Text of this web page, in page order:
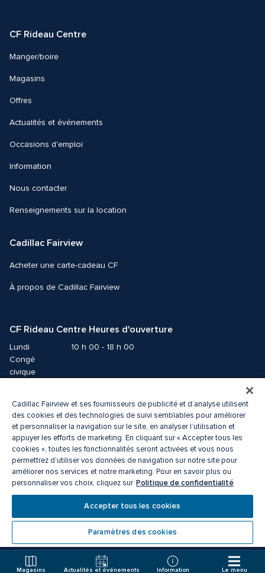
Magasins Actualités et événements Information Le menu
CF Rideau Centre
Manger/boire
Magasins
Offres
Actualités et événements
Occasions d'emploi
Information
Nous contacter
Renseignements sur la location
Cadillac Fairview
Acheter une carte-cadeau CF
À propos de Cadillac Fairview
CF Rideau Centre Heures d'ouverture
Lundi
Congé
civique
10 h 00 - 18 h 00
Mercredi
10 h 00 - 21 h 00
Jeudi
10 h 00 - 21 h 00
Vendredi
10 h 00 - 21 h 00
Samedi
10 h 00 - 21 h 00
Dimanche
11 h 00 - 18 h 00
ᴹᴰ une marque déposée de La Corporation Cadillac Fairview limitée.
Politique de confidentialité
Accessibilité
Centre de préférences des cookies
Cadillac Fairview et ses fournisseurs de publicité et d’analyse utilisent
des cookies et des technologies de suivi semblables pour améliorer
et personnaliser la navigation sur le site, en analyser l’utilisation et
appuyer les efforts de marketing. En cliquant sur « Accepter tous les
cookies », toutes les fonctionnalités seront activées et vous nous
permettrez d’utiliser vos données de navigation sur notre site pour
améliorer nos services et notre marketing. Pour en savoir plus ou
personnaliser vos choix, cliquez sur Politique de confidentialité
Accepter tous les cookies
Paramètres des cookies